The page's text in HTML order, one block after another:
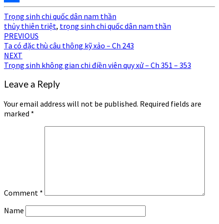
Share
Trọng sinh chi quốc dân nam thần
thủy thiên triệt, trọng sinh chi quốc dân nam thần
Post
navigation
PREVIOUS
Ta có đặc thù câu thông kỹ xảo – Ch 243
NEXT
Trọng sinh không gian chi điền viên quy xử – Ch 351 – 353
Leave a Reply
Your email address will not be published. Required fields are
marked *
Comment *
Name